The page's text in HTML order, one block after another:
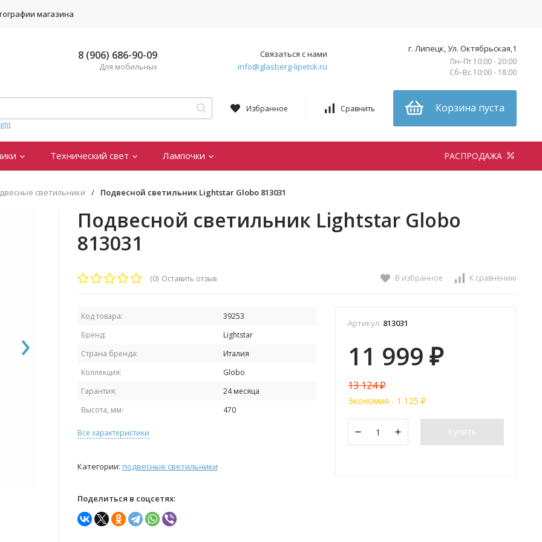
магазина
8 (906) 686-90-09
Для мобильных
Связаться с нами
info@glasberg-lipetck.ru
г. Липецк, Ул. Октябрьская,1
Пн–Пт 10:00 - 20:00
Сб–Вс 10:00 - 18:00
Избранное Сравнить Корзина пуста
Технический свет Лампочки РАСПРОДАЖА
светильники / Подвесной светильник Lightstar Globo 813031
›
Подвесной светильник Lightstar Globo
813031
(0) Оставить отзыв В избранное К сравнению
Код товара:
39253
Бренд:
Lightstar
Страна бренда:
Италия
Коллекция:
Globo
Гарантия:
24 месяца
Высота, мм:
470
Все характеристики
Категории: подвесные светильники
Поделиться в соцсетях:
Артикул: 813031
11 999 ₽
13 124₽
Экономия - 1 125 ₽
Купить